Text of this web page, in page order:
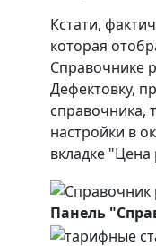
Кстати,
которая
Справочнике
Дефектовку,
справочника,
настройки в
вкладке "Цена
Панель